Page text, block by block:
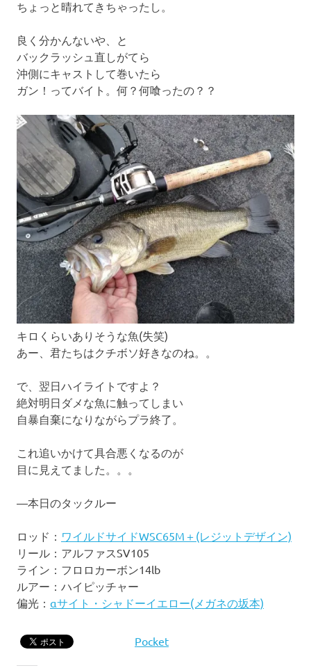
ちょっと晴れてきちゃったし。
良く分かんないや、と
バックラッシュ直しがてら
沖側にキャストして巻いたら
ガン！ってバイト。何？何喰ったの？？
キロくらいありそうな魚(失笑)
あー、君たちはクチボソ好きなのね。。
で、翌日ハイライトですよ？
絶対明日ダメな魚に触ってしまい
自暴自棄になりながらプラ終了。
これ追いかけて具合悪くなるのが
目に見えてました。。。
―本日のタックルー
ロッド： ワイルドサイドWSC65M＋(レジットデザイン)
リール：アルファスSV105
ライン：フロロカーボン14lb
ルアー：ハイピッチャー
偏光： αサイト・シャドーイエロー(メガネの坂本)
Pocket